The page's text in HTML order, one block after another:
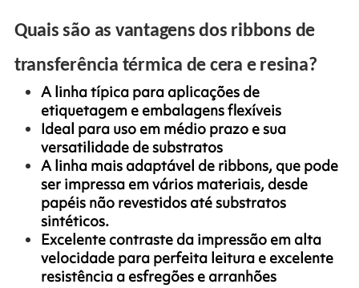
Quais são as vantagens dos ribbons de
transferência térmica de cera e resina?
A linha típica para aplicações de
etiquetagem e embalagens flexíveis
Ideal para uso em médio prazo e sua
versatilidade de substratos
A linha mais adaptável de ribbons, que pode
ser impressa em vários materiais, desde
papéis não revestidos até substratos
sintéticos.
Excelente contraste da impressão em alta
velocidade para perfeita leitura e excelente
resistência a esfregões e arranhões